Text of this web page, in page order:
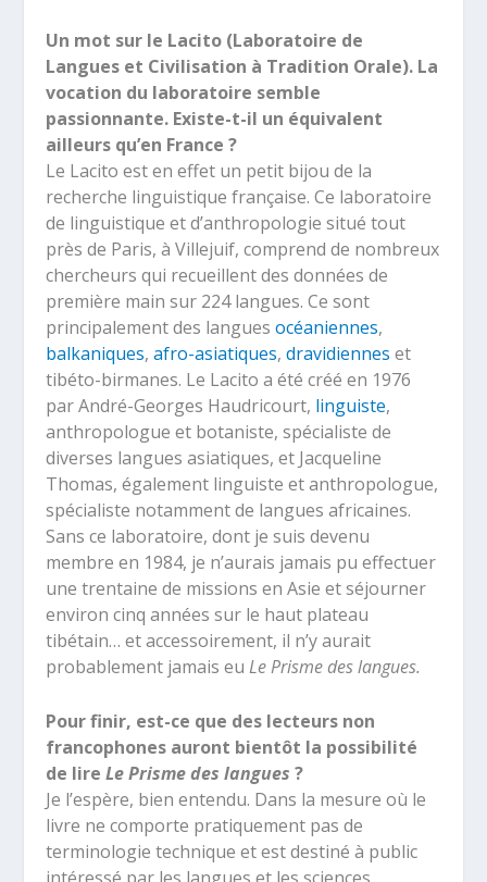
Un mot sur le Lacito (Laboratoire de
Langues et Civilisation à Tradition Orale). La
vocation du laboratoire semble
passionnante. Existe-t-il un équivalent
ailleurs qu’en France ?
Le Lacito est en effet un petit bijou de la
recherche linguistique française. Ce laboratoire
de linguistique et d’anthropologie situé tout
près de Paris, à Villejuif, comprend de nombreux
chercheurs qui recueillent des données de
première main sur 224 langues. Ce sont
principalement des languesocéaniennes,
balkaniques,afro-asiatiques, dravidiennes et
tibéto-birmanes. Le Lacito a été créé en 1976
par André-Georges Haudricourt, linguiste,
anthropologue et botaniste, spécialiste de
diverses langues asiatiques, et Jacqueline
Thomas, également linguiste et anthropologue,
spécialiste notamment de langues africaines.
Sans ce laboratoire, dont je suis devenu
membre en 1984, je n’aurais jamais pu effectuer
une trentaine de missions en Asie et séjourner
environ cinq années sur le haut plateau
tibétain… et accessoirement, il n’y aurait
probablement jamais euLe Prisme des langues.
Pour finir, est-ce que des lecteurs non
francophones auront bientôt la possibilité
de lireLe Prisme des langues?
Je l’espère, bien entendu. Dans la mesure où le
livre ne comporte pratiquement pas de
terminologie technique et est destiné à public